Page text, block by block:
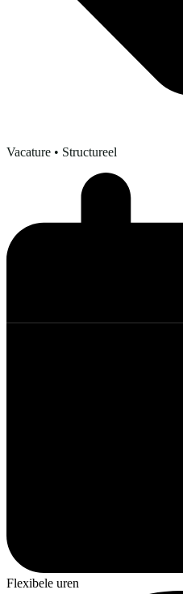
Vacature • Structureel
Flexibele uren